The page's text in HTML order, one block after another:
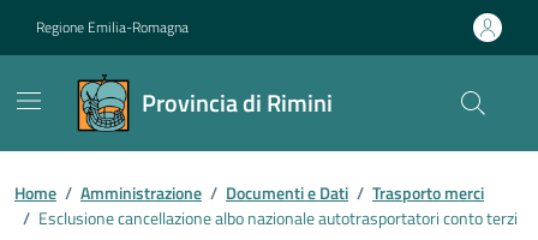
Regione Emilia-Romagna
Provincia di Rimini
Contenuti in evidenza
Home / Amministrazione / Documenti e Dati / Trasporto merci
/ Esclusione cancellazione albo nazionale autotrasportatori conto terzi